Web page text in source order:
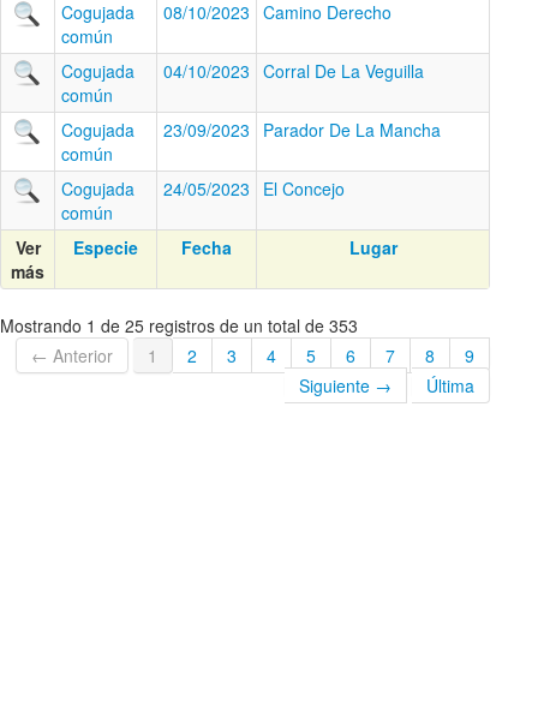
Cogujada
común
08/10/2023 Camino Derecho
Cogujada
común
04/10/2023 Corral De La Veguilla
Cogujada
común
23/09/2023 Parador De La Mancha
Cogujada
común
24/05/2023 El Concejo
Ver
más
Especie Fecha Lugar
Mostrando 1 de 25 registros de un total de 353
← Anterior
1 2 3 4 5 6 7 8
9
Siguiente →
Última